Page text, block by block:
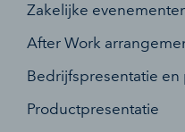
Zakelijke
After Work
Bedrijfspresentatie
Productpresentatie